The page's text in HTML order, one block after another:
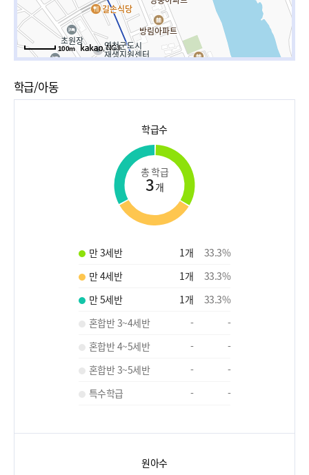
100m , NGII
학급/아동
학급수
총 학급
3개
만 3세반 1개 33.3%
만 4세반
1개 33.3%
만 5세반
1개 33.3%
혼합반 3~4세반
-
-
혼합반 4~5세반
-
-
혼합반 3~5세반
-
-
특수학급
- -
원아수